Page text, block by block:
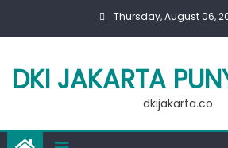
Thursday, August 06,
DKI JAKARTA
dkijakarta.co